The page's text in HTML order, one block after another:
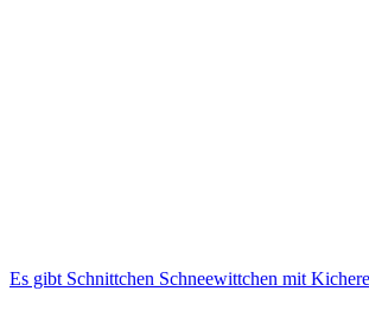
Es gibt Schnittchen Schneewittchen mit